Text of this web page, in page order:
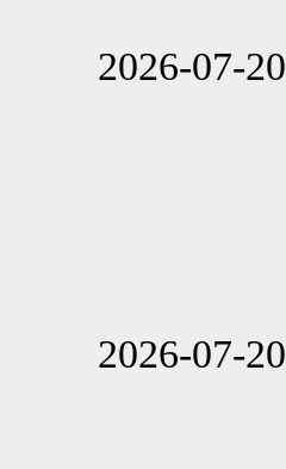
2026-07-20
2026-07-20